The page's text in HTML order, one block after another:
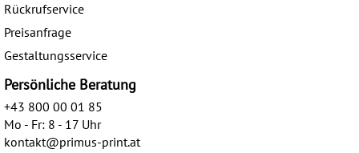
Rückrufservice
Preisanfrage
Gestaltungsservice
Persönliche Beratung
+43 800 00 01 85
Mo - Fr: 8 - 17 Uhr
kontakt@primus-print.at